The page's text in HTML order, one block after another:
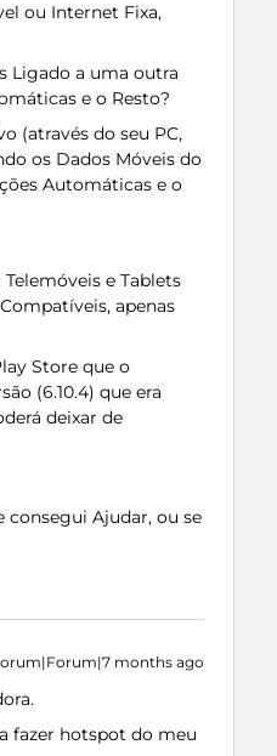
ou Internet Fixa,
Ligado a uma outra
e o Resto?
(através do seu PC,
os Dados Móveis do
Automáticas e o
e Tablets
apenas
Store que o
(6.10.4) que era
deixar de
consegui Ajudar, ou se
months ago
fazer hotspot do meu